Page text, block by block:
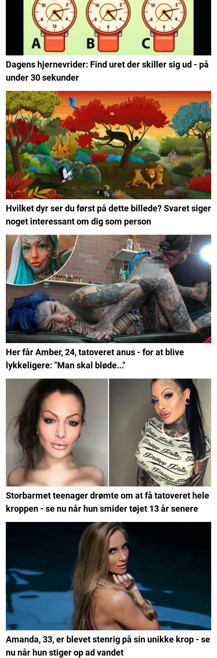
Dagens hjernevrider: Find uret der skiller sig ud - på
under 30 sekunder
Hvilket dyr ser du først på dette billede? Svaret siger
noget interessant om dig som person
Her får Amber, 24, tatoveret anus - for at blive
lykkeligere: "Man skal bløde..."
Storbarmet teenager drømte om at få tatoveret hele
kroppen - se nu når hun smider tøjet 13 år senere
Amanda, 33, er blevet stenrig på sin unikke krop - se
nu når hun stiger op ad vandet